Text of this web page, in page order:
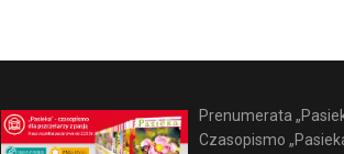
Prenumerata
Czasopismo